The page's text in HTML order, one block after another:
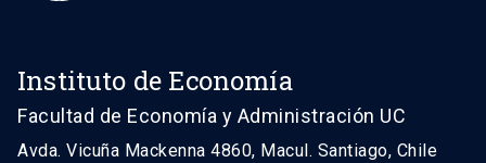
Instituto de Economía
Facultad de Economía y Administración UC
Avda. Vicuña Mackenna 4860, Macul. Santiago, Chile